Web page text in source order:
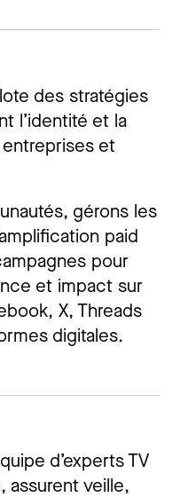
des stratégies
l’identité et la
et
gérons les
paid
pour
et impact sur
X, Threads
digitales.
d’experts TV
assurent veille,